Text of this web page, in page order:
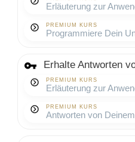
Erläuterung zur
PREMIUM KURS
Programmiere Dein
Erhalte Antworten
PREMIUM KURS
Erläuterung zur
PREMIUM KURS
Antworten von